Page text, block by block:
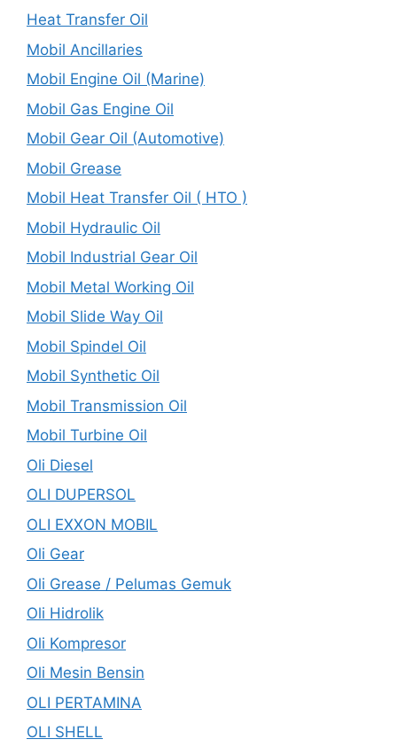
Heat Transfer Oil
Mobil Ancillaries
Mobil Engine Oil (Marine)
Mobil Gas Engine Oil
Mobil Gear Oil (Automotive)
Mobil Grease
Mobil Heat Transfer Oil ( HTO )
Mobil Hydraulic Oil
Mobil Industrial Gear Oil
Mobil Metal Working Oil
Mobil Slide Way Oil
Mobil Spindel Oil
Mobil Synthetic Oil
Mobil Transmission Oil
Mobil Turbine Oil
Oli Diesel
OLI DUPERSOL
OLI EXXON MOBIL
Oli Gear
Oli Grease / Pelumas Gemuk
Oli Hidrolik
Oli Kompresor
Oli Mesin Bensin
OLI PERTAMINA
OLI SHELL